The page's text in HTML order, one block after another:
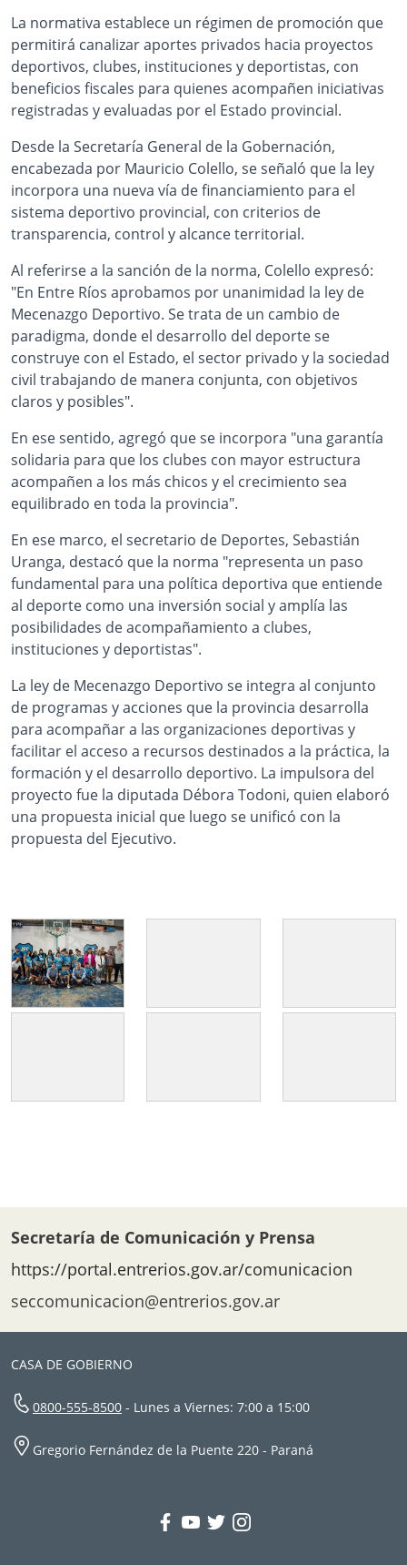
Secretaría de Comunicación y Prensa
https://portal.entrerios.gov.ar/comunicacion
seccomunicacion@entrerios.gov.ar
CASA DE GOBIERNO
0800-555-8500 - Lunes a Viernes: 7:00 a 15:00
Gregorio Fernández de la Puente 220 - Paraná